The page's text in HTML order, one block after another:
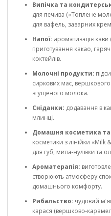
Випічка та
для печива («Топлене
для вафель, заварних
Напої: ароматизація
приготування какао,
коктейлів.
Молочні продукти:
сиркових мас,
згущеного молока.
Сніданки: додавання в
млинці.
Домашня косметика та
косметики з лінійки
для губ, мила-нулівки та
Ароматерапія:
створюють атмосферу
домашнього комфорту.
Рибальство: чудовий
карася (вершково-